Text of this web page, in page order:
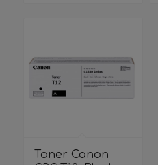
Toner Canon